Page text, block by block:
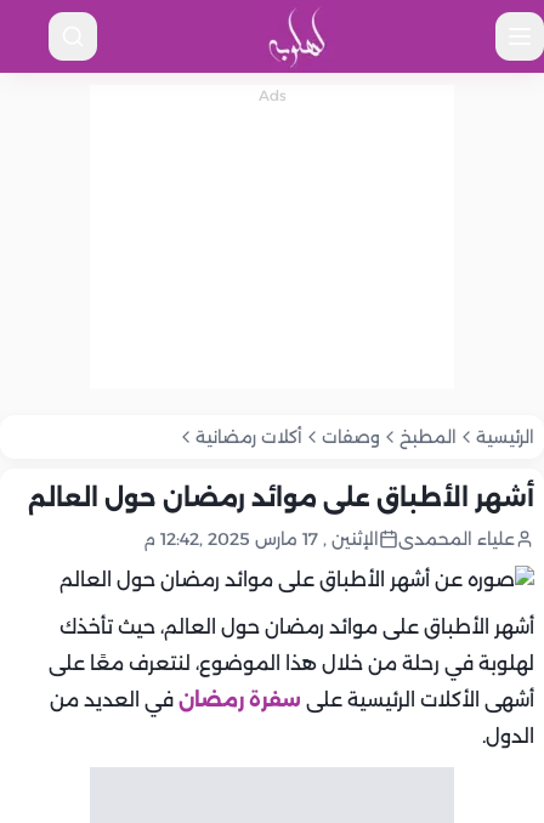
الرئيسية المطبخ وصفات أكلات رمضانية
أشهر الأطباق على موائد رمضان حول العالم
علياء المحمدى الإثنين , 17 مارس 2025 ,12:42 م
أشهر الأطباق على موائد رمضان حول العالم، حيث تأخذك
لهلوبة في رحلة من خلال هذا الموضوع، لنتعرف معًا على
أشهى الأكلات الرئيسية على سفرة رمضان في العديد من
الدول.